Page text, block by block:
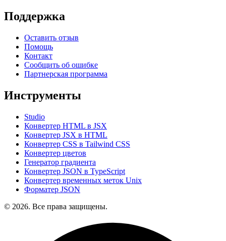
Поддержка
Оставить отзыв
Помощь
Контакт
Сообщить об ошибке
Партнерская программа
Инструменты
Studio
Конвертер HTML в JSX
Конвертер JSX в HTML
Конвертер CSS в Tailwind CSS
Конвертер цветов
Генератор градиента
Конвертер JSON в TypeScript
Конвертер временных меток Unix
Форматер JSON
© 2026. Все права защищены.